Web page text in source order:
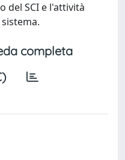
del SCI e l'attività
completa